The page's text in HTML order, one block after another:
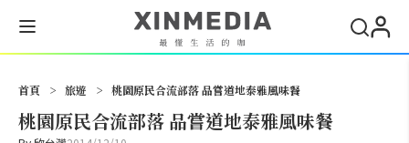
首頁 > 旅遊 > 桃園原民合流部落 品嘗道地泰雅風味餐
桃園原民合流部落 品嘗道地泰雅風味餐